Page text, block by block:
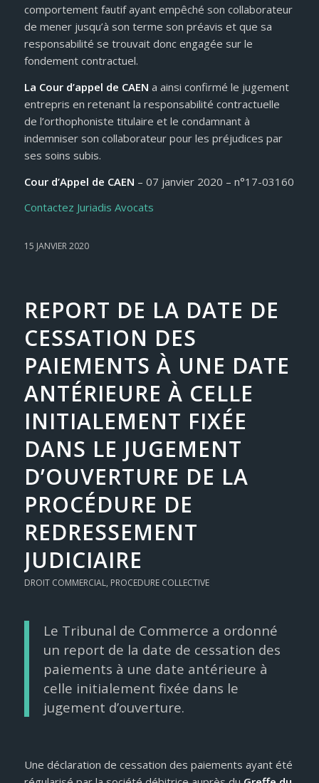
comportement fautif ayant empêché son collaborateur
de mener jusqu’à son terme son préavis et que sa
responsabilité se trouvait donc engagée sur le
fondement contractuel.
La Cour d’appel de CAEN a ainsi confirmé le jugement
entrepris en retenant la responsabilité contractuelle
de l’orthophoniste titulaire et le condamnant à
indemniser son collaborateur pour les préjudices par
ses soins subis.
Cour d’Appel de CAEN – 07 janvier 2020 – n°17-03160
Contactez Juriadis Avocats
15 JANVIER 2020
REPORT DE LA DATE DE
CESSATION DES
PAIEMENTS À UNE DATE
ANTÉRIEURE À CELLE
INITIALEMENT FIXÉE
DANS LE JUGEMENT
D’OUVERTURE DE LA
PROCÉDURE DE
REDRESSEMENT
JUDICIAIRE
DROIT COMMERCIAL, PROCEDURE COLLECTIVE
Le Tribunal de Commerce a ordonné
un report de la date de cessation des
paiements à une date antérieure à
celle initialement fixée dans le
jugement d’ouverture.
Une déclaration de cessation des paiements ayant été